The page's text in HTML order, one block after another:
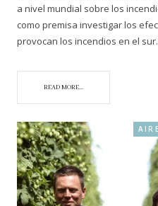
a nivel mundial sobre los
como premisa investigar los
provocan los incendios en el
READ MORE...